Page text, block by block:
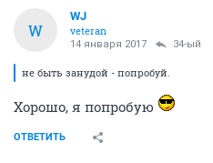
W
WJ
veteran
14 января 2017 34-ый
не быть занудой - попробуй.
Хорошо, я попробую
ОТВЕТИТЬ